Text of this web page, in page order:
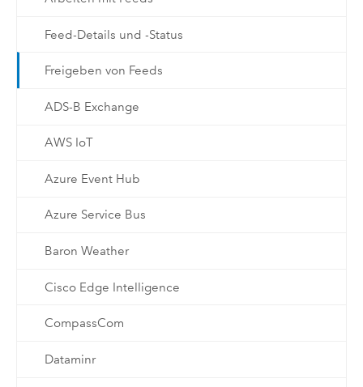
Feed-Details und -Status
Freigeben von Feeds
ADS-B Exchange
AWS IoT
Azure Event Hub
Azure Service Bus
Baron Weather
Cisco Edge Intelligence
CompassCom
Dataminr